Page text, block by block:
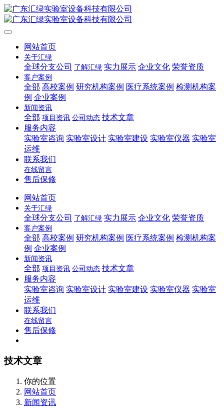
网站首页
关于汇绿
全球分支公司 了解汇绿 实力展示 企业文化 荣誉资质
客户案例
全部 高校案例 研究机构案例 医疗系统案例 检测机构案
例 企业案例
新闻资讯
全部 项目资讯 公司动态 技术文章
服务内容
实验室咨询 实验室设计 实验室建设 实验室仪器 实验室
运维
联系我们
在线留言
售后保修
网站首页
关于汇绿
全球分支公司 了解汇绿 实力展示 企业文化 荣誉资质
客户案例
全部 高校案例 研究机构案例 医疗系统案例 检测机构案
例 企业案例
新闻资讯
全部 项目资讯 公司动态 技术文章
服务内容
实验室咨询 实验室设计 实验室建设 实验室仪器 实验室
运维
联系我们
在线留言
售后保修
技术文章
你的位置
网站首页
新闻资讯